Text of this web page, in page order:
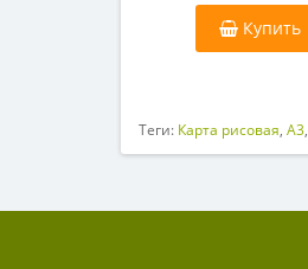
Купить
Теги: Карта рисовая, A3,